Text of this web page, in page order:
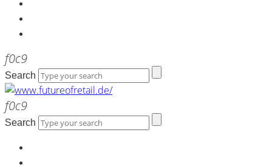
Search
Search